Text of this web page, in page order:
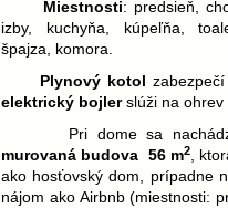
Miestnosti: predsieň,
izby, kuchyňa, kúpeľňa,
špajza, komora.
Plynový kotol zabezpečí
elektrický bojlerslúži na ohrev
Pri dome sa
murovaná budova 56 m2
,
ako hosťovský dom, prípadne
nájom ako Airbnb (miestnosti: